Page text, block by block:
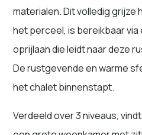
materialen. Dit volledig
het perceel, is bereikbaar
oprijlaan die leidt naar deze
De rustgevende en warme
het chalet binnenstapt.
Verdeeld over 3 niveaus,